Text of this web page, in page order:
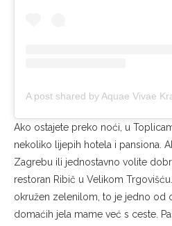
Ako ostajete preko noći, u
nekoliko lijepih hotela i pansiona.
Zagrebu ili jednostavno volite
restoran Ribič u Velikom
okružen zelenilom, to je jedno od
domaćih jela mame već s ceste.